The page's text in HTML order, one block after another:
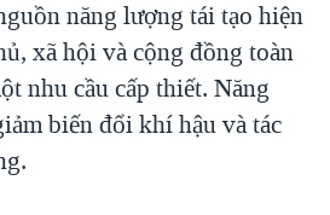
năng lượng tái tạo hiện
xã hội và cộng đồng toàn
nhu cầu cấp thiết. Năng
biến đổi khí hậu và tác